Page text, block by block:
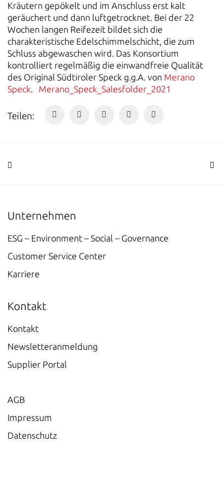
Kräutern gepökelt und im Anschluss erst kalt
geräuchert und dann luftgetrocknet. Bei der 22
Wochen langen Reifezeit bildet sich die
charakteristische Edelschimmelschicht, die zum
Schluss abgewaschen wird. Das Konsortium
kontrolliert regelmäßig die einwandfreie Qualität
des Original Südtiroler Speck g.g.A. von Merano
Speck. Merano_Speck_Salesfolder_2021
Teilen:
Unternehmen
ESG – Environment – Social – Governance
Customer Service Center
Karriere
Kontakt
Kontakt
Newsletteranmeldung
Supplier Portal
AGB
Impressum
Datenschutz